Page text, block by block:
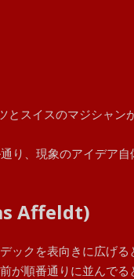
スイスのマジシャン
り、現象のアイデア
Affeldt)
ックを表向きに広げ
が順番通りに並んで